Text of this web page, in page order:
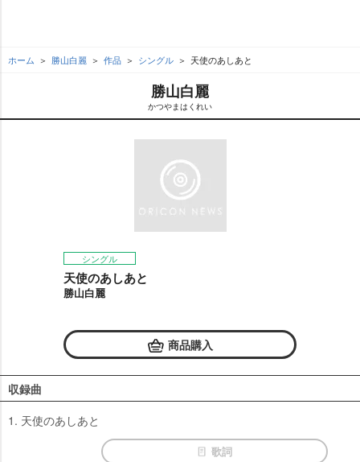
ホーム 勝山白麗 作品 シングル 天使のあしあと
勝山白麗
かつやまはくれい
シングル
天使のあしあと
勝山白麗
商品購入
収録曲
1. 天使のあしあと
歌詞